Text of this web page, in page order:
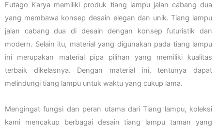
Futago Karya memiliki produk tiang lampu jalan cabang dua
yang membawa konsep desain elegan dan unik. Tiang lampu
jalan cabang dua di desain dengan konsep futuristik dan
modern. Selain itu, material yang digunakan pada tiang lampu
ini merupakan material pipa pilihan yang memiliki kualitas
terbaik dikelasnya. Dengan material ini, tentunya dapat
melindungi tiang lampu untuk waktu yang cukup lama.
Mengingat fungsi dan peran utama dari Tiang lampu, koleksi
kami mencakup berbagai desain tiang lampu taman yang